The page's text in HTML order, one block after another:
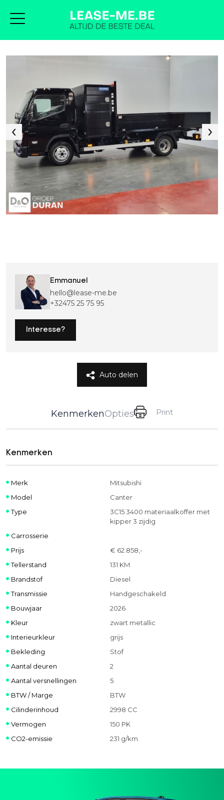
Emmanuel
hello@lease-me.be
+32475 25 75 95
Interesse?
Auto delen
KenmerkenOpties Print
Kenmerken
Merk
Mitsubishi
Model
Canter
Type
3C15 3400 materiaalkoffer met
kipper 3 zijdig
Carrosserie
Prijs
€ 62.858,-
Tellerstand
131 KM
Brandstof
Diesel
Transmissie
Handgeschakeld
Bouwjaar
2026
Kleur
zwart metallic
Interieurkleur
grijs
Bekleding
Stof
Aantal deuren
2
Aantal versnellingen
5
BTW / Marge
BTW
Cilinderinhoud
2998 CC
Vermogen
150 PK
CO2-emissie
231 g/km